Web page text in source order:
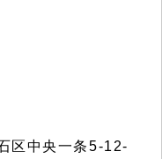
区中央一条5-12-